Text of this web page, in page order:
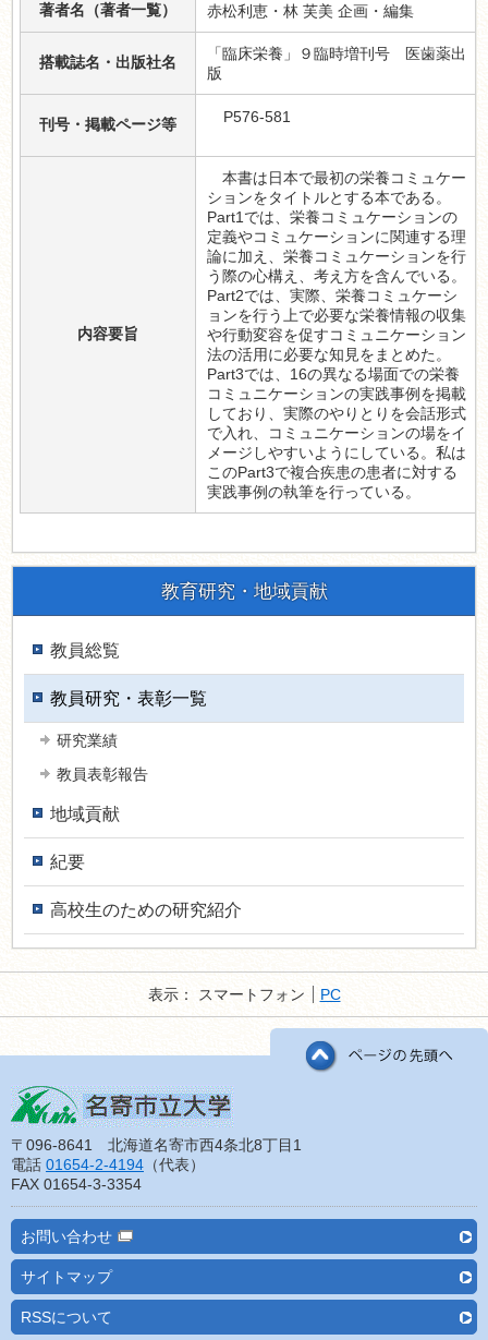
著者名（著者一覧） 赤松利恵・林 芙美 企画・編集
搭載誌名・出版社名
「臨床栄養」９臨時増刊号 医歯薬出
版
刊号・掲載ページ等 P576-581
内容要旨
本書は日本で最初の栄養コミュケー
ションをタイトルとする本である。
Part1では、栄養コミュケーションの
定義やコミュケーションに関連する理
論に加え、栄養コミュケーションを行
う際の心構え、考え方を含んでいる。
Part2では、実際、栄養コミュケーシ
ョンを行う上で必要な栄養情報の収集
や行動変容を促すコミュニケーション
法の活用に必要な知見をまとめた。
Part3では、16の異なる場面での栄養
コミュニケーションの実践事例を掲載
しており、実際のやりとりを会話形式
で入れ、コミュニケーションの場をイ
メージしやすいようにしている。私は
このPart3で複合疾患の患者に対する
実践事例の執筆を行っている。
教育研究・地域貢献
教員総覧
教員研究・表彰一覧
研究業績
教員表彰報告
地域貢献
紀要
高校生のための研究紹介
表示： スマートフォン PC
〒096-8641 北海道名寄市西4条北8丁目1
電話 01654-2-4194 （代表）
FAX 01654-3-3354
お問い合わせ
サイトマップ
RSSについて